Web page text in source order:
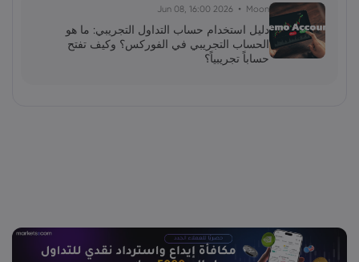
Moon
2026 Jun 08, 16:00
دليل استخدام حساب التداول التجريبي: ما هو
الحساب التجريبي في الفوركس؟ وكيف تفتح
حساباً تجريبياً؟